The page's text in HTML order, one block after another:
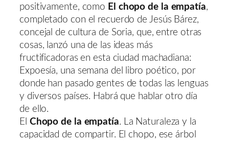
positivamente, como El chopo de la empatía,
completado con el recuerdo de Jesús Bárez,
concejal de cultura de Soria, que, entre otras
cosas, lanzó una de las ideas más
fructificadoras en esta ciudad machadiana:
Expoesía, una semana del libro poético, por
donde han pasado gentes de todas las lenguas
y diversos países. Habrá que hablar otro día
de ello.
El Chopo de la empatía. La Naturaleza y la
capacidad de compartir. El chopo, ese árbol